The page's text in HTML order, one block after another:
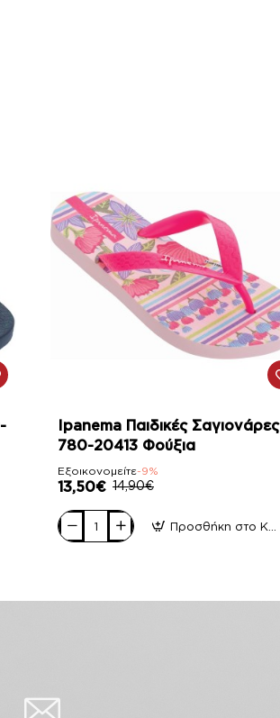
-9%
Ipanema Παιδικές Σαγιονάρες
780-20413 Φούξια
Εξοικονομείτε-9%
13,50€ 14,90€
Ipanema
Παιδικές
Φούξια
Προσθήκη στο Καλάθι